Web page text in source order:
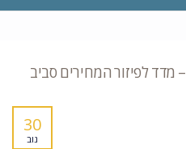
Standard Deviation – מדד לפיזור המחירים סביב
30
נוב